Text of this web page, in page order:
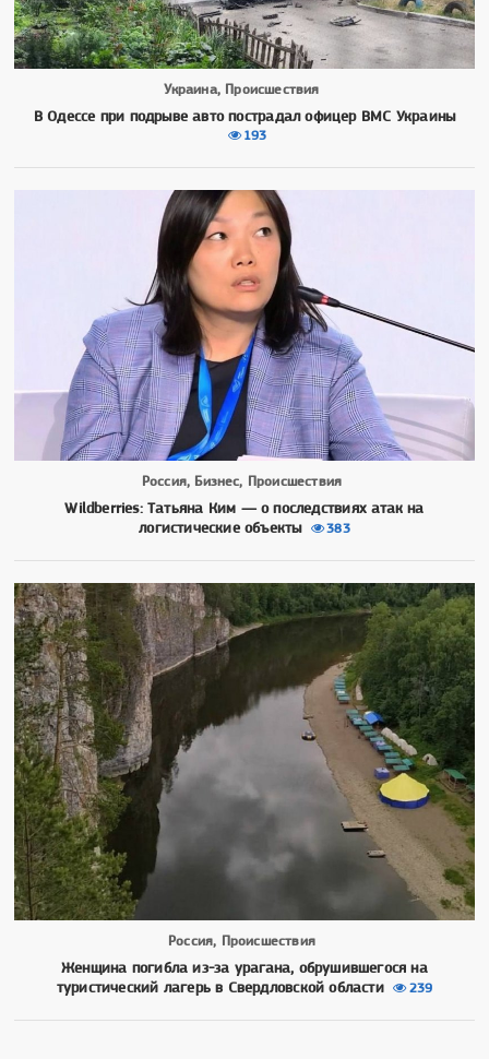
Украина, Происшествия
В Одессе при подрыве авто пострадал офицер ВМС Украины
193
Россия, Бизнес, Происшествия
Wildberries: Татьяна Ким — о последствиях атак на
логистические объекты
383
Россия, Происшествия
Женщина погибла из-за урагана, обрушившегося на
туристический лагерь в Свердловской области
239